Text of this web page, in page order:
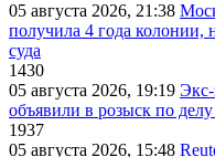
05 августа 2026, 21:38
получила 4 года колонии,
суда
1430
05 августа 2026, 19:19
объявили в розыск по
1937
05 августа 2026, 15:48